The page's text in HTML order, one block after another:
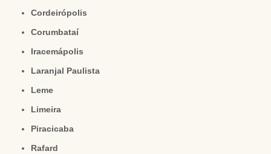
Cordeirópolis
Corumbataí
Iracemápolis
Laranjal Paulista
Leme
Limeira
Piracicaba
Rafard